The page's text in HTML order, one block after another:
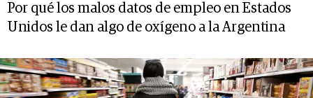
Por qué los malos datos de empleo en Estados
Unidos le dan algo de oxígeno a la Argentina